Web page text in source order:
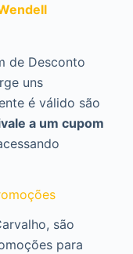
de Desconto
uns
é válido são
a um cupom
são
para